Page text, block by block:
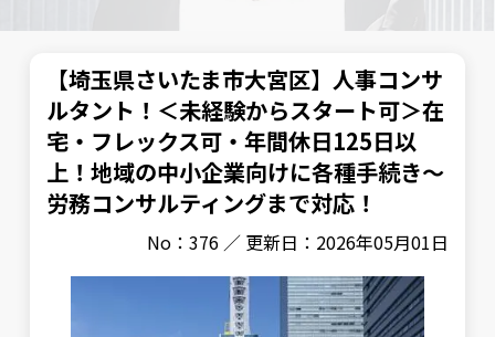
【埼玉県さいたま市大宮区】人事コンサ
ルタント！＜未経験からスタート可＞在
宅・フレックス可・年間休日125日以
上！地域の中小企業向けに各種手続き～
労務コンサルティングまで対応！
No：376 ／ 更新日：2026年05月01日